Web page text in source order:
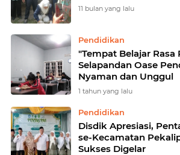
11 bulan yang lalu
Pendidikan
"Tempat Belajar Rasa
Selapandan Oase
Nyaman dan Unggul
1 tahun yang lalu
Pendidikan
Disdik Apresiasi,
se-Kecamatan
Sukses Digelar